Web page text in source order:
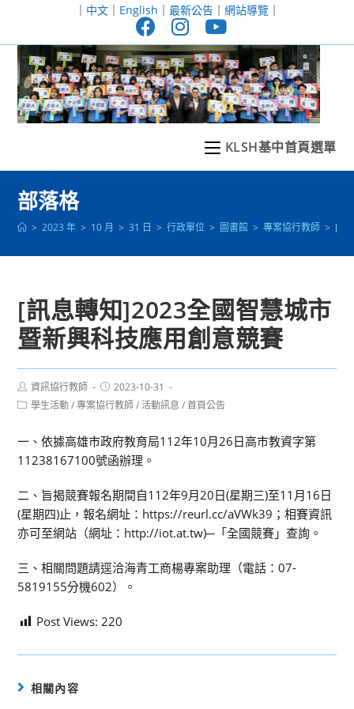
至
｜ 中文｜ English ｜ 最新公告｜ 網站導覽｜
KLSH基中首頁選單
部落格
> 2023 年 > 10 月 > 31 日 > 行政單位 > 圖書館 > 專案協行教師 > [訊
[訊息轉知]2023全國智慧城市
暨新興科技應用創意競賽
Post
author:
資訊協行教師
Post
published:
2023-10-31
Post學生活動 / 專案協行教師 / 活動訊息 / 首頁公告
一、依據高雄市政府教育局112年10月26日高市教資字第
11238167100號函辦理。
二、旨揭競賽報名期間自112年9月20日(星期三)至11月16日
(星期四)止，報名網址：https://reurl.cc/aVWk39；相賽資訊
亦可至網站（網址：http://iot.at.tw)─「全國競賽」查詢。
三、相關問題請逕洽海青工商楊專案助理（電話：07-
5819155分機602）。
Post Views: 220
相關內容